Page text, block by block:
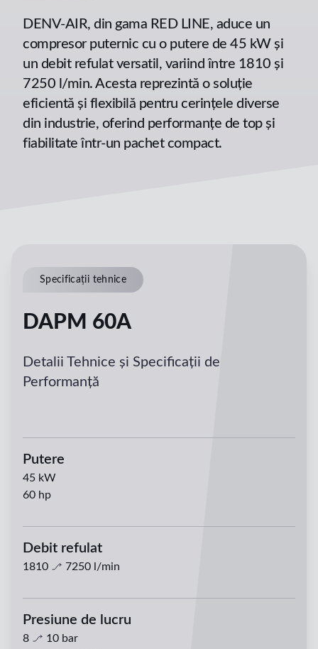
DENV-AIR, din gama RED LINE, aduce un
compresor puternic cu o putere de 45 kW și
un debit refulat versatil, variind între 1810 și
7250 l/min. Acesta reprezintă o soluție
eficientă și flexibilă pentru cerințele diverse
din industrie, oferind performanțe de top și
fiabilitate într-un pachet compact.
Specificații tehnice
DAPM 60A
Detalii Tehnice și Specificații de
Performanță
Putere
45 kW
60 hp
Debit refulat
1810 7250 l/min
Presiune de lucru
8 10 bar